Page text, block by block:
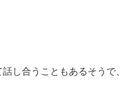
し合うこともあるそうで、